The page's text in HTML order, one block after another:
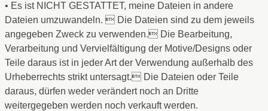
• Es ist NICHT GESTATTET, meine Dateien in andere
Dateien umzuwandeln.  Die Dateien sind zu dem jeweils
angegeben Zweck zu verwenden. Die Bearbeitung,
Verarbeitung und Vervielfältigung der Motive/Designs oder
Teile daraus ist in jeder Art der Verwendung außerhalb des
Urheberrechts strikt untersagt. Die Dateien oder Teile
daraus, dürfen weder verändert noch an Dritte
weitergegeben werden noch verkauft werden.